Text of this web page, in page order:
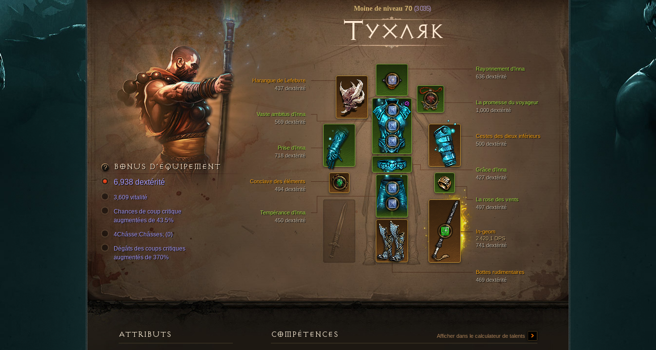
Moine de niveau 70(3 035)
ТУХЛЯК
Rayonnement d’Inna
636 dextérité
Vaste ambitus d’Inna
569 dextérité
Bottes rudimentaires
469 dextérité
Prise d’Inna
718 dextérité
Harangue de Lefebvre
437 dextérité
Tempérance d’Inna
450 dextérité
Cestes des dieux inférieurs
500 dextérité
In-geom
2 420,1 DPS
741 dextérité
Grâce d’Inna
427 dextérité
La rose des vents
497 dextérité
Conclave des éléments
494 dextérité
La promesse du voyageur
1,000 dextérité
BONUS D’ÉQUIPEMENT
6,938 dextérité
3,609 vitalité
Chances de coup critique
augmentées de 43.5%
4Châsse:Châsses; (0)
Dégâts des coups critiques
augmentés de 370%
COMPÉTENCES Afficher dans le calculateur de talents
ATTRIBUTS